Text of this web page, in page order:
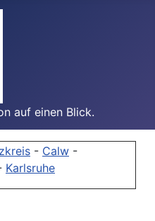
auf einen Blick.
- Calw -
Karlsruhe